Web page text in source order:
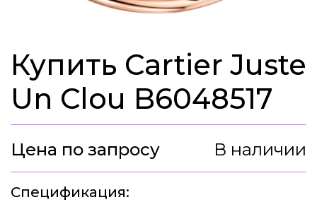
Купить Cartier Juste
Un Clou B6048517
Цена по запросу В наличии
Спецификация: